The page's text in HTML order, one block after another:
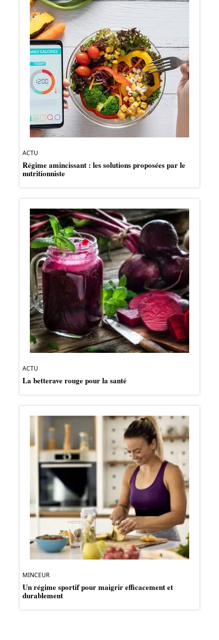
ACTU
Régime amincissant : les solutions proposées par le
nutritionniste
ACTU
La betterave rouge pour la santé
MINCEUR
Un régime sportif pour maigrir efficacement et
durablement